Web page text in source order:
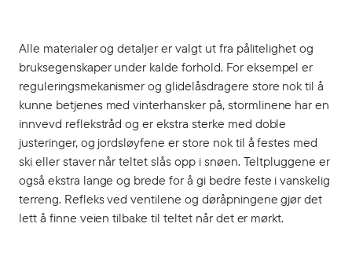
Alle materialer og detaljer er valgt ut fra pålitelighet og
bruksegenskaper under kalde forhold. For eksempel er
reguleringsmekanismer og glidelåsdragere store nok til å
kunne betjenes med vinterhansker på, stormlinene har en
innvevd reflekstråd og er ekstra sterke med doble
justeringer, og jordsløyfene er store nok til å festes med
ski eller staver når teltet slås opp i snøen. Teltpluggene er
også ekstra lange og brede for å gi bedre feste i vanskelig
terreng. Refleks ved ventilene og døråpningene gjør det
lett å finne veien tilbake til teltet når det er mørkt.